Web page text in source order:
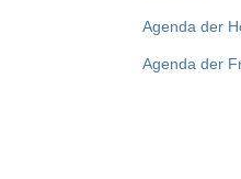
Agenda der
Agenda der